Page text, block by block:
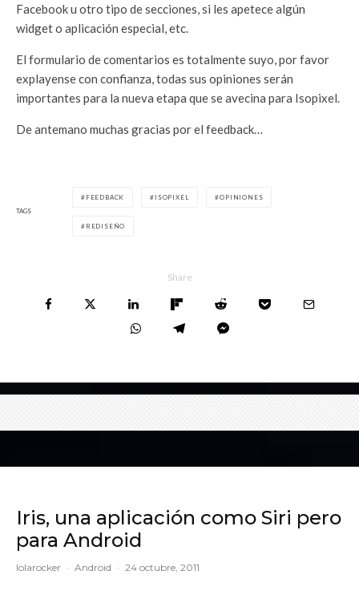
Facebook u otro tipo de secciones, si les apetece algún
widget o aplicación especial, etc.
El formulario de comentarios es totalmente suyo, por favor
explayense con confianza, todas sus opiniones serán
importantes para la nueva etapa que se avecina para Isopixel.
De antemano muchas gracias por el feedback…
TAGS
FEEDBACK ISOPIXEL OPINIONES
REDISEÑO
Share
Iris, una aplicación como Siri pero
para Android
lolarocker · Android · 24 octubre, 2011